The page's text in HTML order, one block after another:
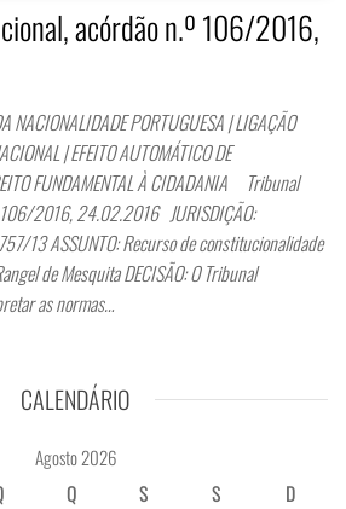
acórdão n.º 106/2016,
NACIONALIDADE PORTUGUESA | LIGAÇÃO
| EFEITO AUTOMÁTICO DE
FUNDAMENTAL À CIDADANIA Tribunal
106/2016, 24.02.2016 JURISDIÇÃO:
13 ASSUNTO: Recurso de constitucionalidade
de Mesquita DECISÃO: O Tribunal
as normas…
CALENDÁRIO
Agosto 2026
Q S S
D